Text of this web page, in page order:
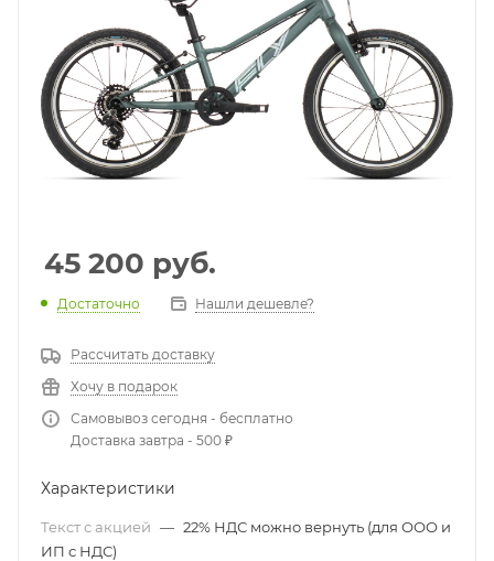
45 200 руб.
Достаточно Нашли дешевле?
Рассчитать доставку
Хочу в подарок
Самовывоз сегодня - бесплатно
Доставка завтра - 500 ₽
Характеристики
Текст с акцией — 22% НДС можно вернуть (для ООО и
ИП с НДС)